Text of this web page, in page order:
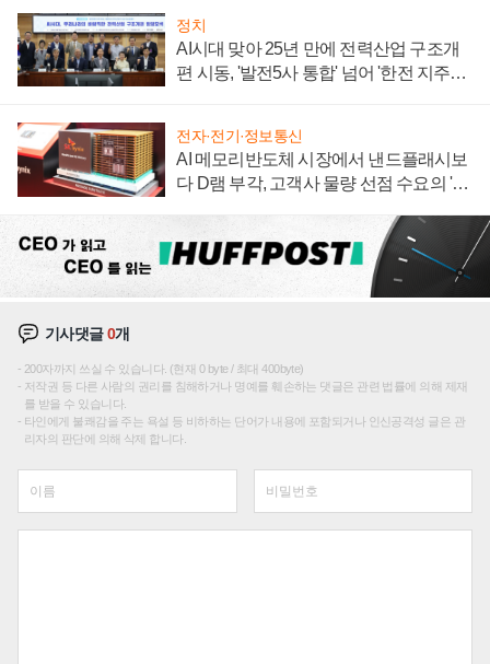
정치
AI시대 맞아 25년 만에 전력산업 구조개
편 시동, '발전5사 통합' 넘어 '한전 지주사'
전자·전기·정보통신
AI 메모리반도체 시장에서 낸드플래시보
다 D램 부각, 고객사 물량 선점 수요의 '우
기사댓글0개
200자까지 쓰실 수 있습니다. (현재 0 byte / 최대 400byte)
저작권 등 다른 사람의 권리를 침해하거나 명예를 훼손하는 댓글은 관련 법률에 의해 제재
를 받을 수 있습니다.
타인에게 불쾌감을 주는 욕설 등 비하하는 단어가 내용에 포함되거나 인신공격성 글은 관
리자의 판단에 의해 삭제 합니다.